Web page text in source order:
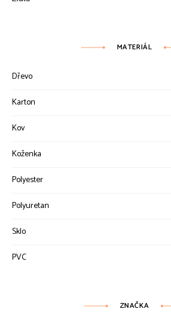
MATERIÁL
Dřevo
Karton
Kov
Koženka
Polyester
Polyuretan
Sklo
PVC
ZNAČKA